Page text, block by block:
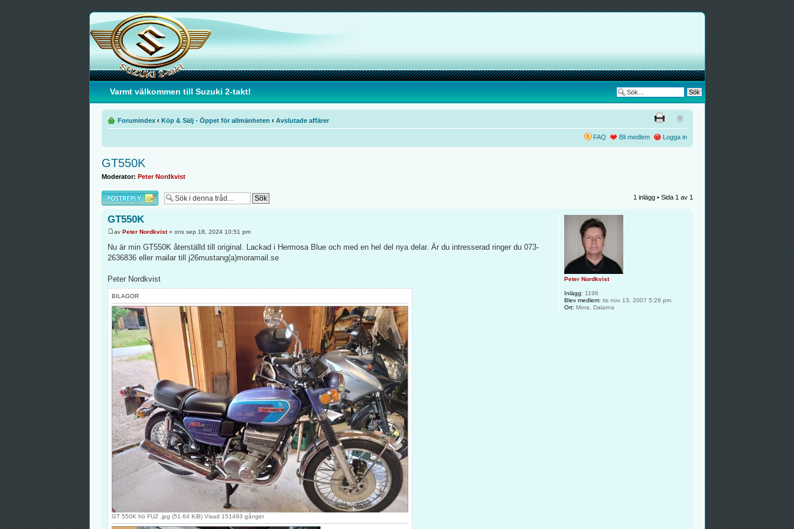
Varmt välkommen till Suzuki 2-takt!
Forumindex ‹ Köp & Sälj - Öppet för allmänheten ‹ Avslutade affärer
FAQ Bli medlem Logga in
GT550K
Moderator: Peter Nordkvist
Besvara 1 inlägg • Sida 1 av 1
GT550K
av Peter Nordkvist» ons sep 18, 2024 10:51 pm
Nu är min GT550K återställd till original. Lackad i Hermosa Blue och med en hel del nya delar. Är du intresserad ringer du 073-
2636836 eller mailar till j26mustang(a)moramail.se
Peter Nordkvist
BILAGOR
GT 550K hö FUZ .jpg (51.64 KiB) Visad 151493 gånger
Peter Nordkvist
Inlägg: 1196
Blev medlem: tis nov 13, 2007 5:28 pm
Ort: Mora, Dalarna